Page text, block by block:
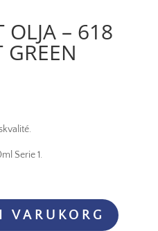
OLJA – 618
Serie 1.
VARUKORG